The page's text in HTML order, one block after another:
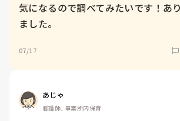
気になるので調べてみたいです！あ
ました。
07/17
あじゃ
看護師, 事業所内保育